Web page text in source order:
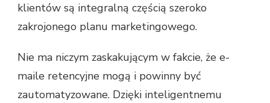
klientów są integralną częścią szeroko
zakrojonego planu marketingowego.
Nie ma niczym zaskakującym w fakcie, że e-
maile retencyjne mogą i powinny być
zautomatyzowane. Dzięki inteligentnemu